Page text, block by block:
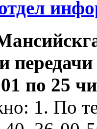
по 25
1. По